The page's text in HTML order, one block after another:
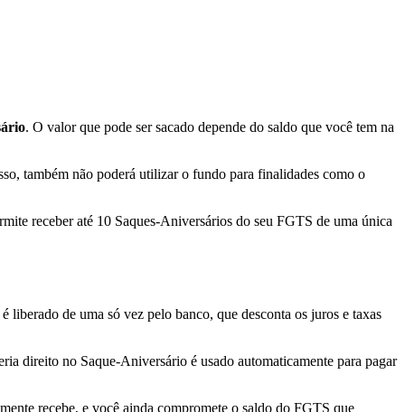
. O valor que pode ser sacado depende do saldo que você tem na
também não poderá utilizar o fundo para finalidades como o
receber até 10 Saques-Aniversários do seu FGTS de uma única
de uma só vez pelo banco, que desconta os juros e taxas
direito no Saque-Aniversário é usado automaticamente para pagar
recebe, e você ainda compromete o saldo do FGTS que